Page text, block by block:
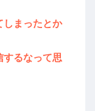
しまったとか
するなって思